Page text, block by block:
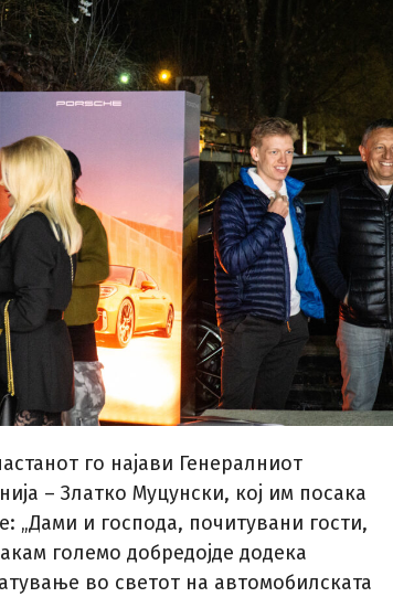
го најави Генералниот
– Златко Муцунски, кој им посака
„Дами и господа, почитувани гости,
големо добредојде додека
во светот на автомобилската